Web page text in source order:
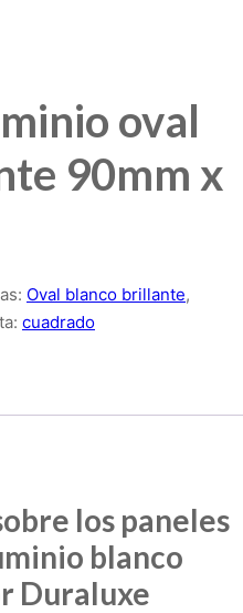
oval
90mm x
Oval blanco brillante,
cuadrado
los paneles
blanco
Duraluxe